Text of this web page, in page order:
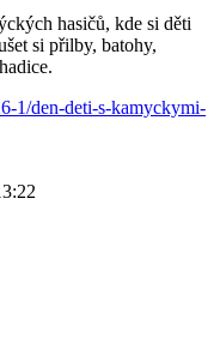
hasičů, kde si děti
si přilby, batohy,
1/den-deti-s-kamyckymi-